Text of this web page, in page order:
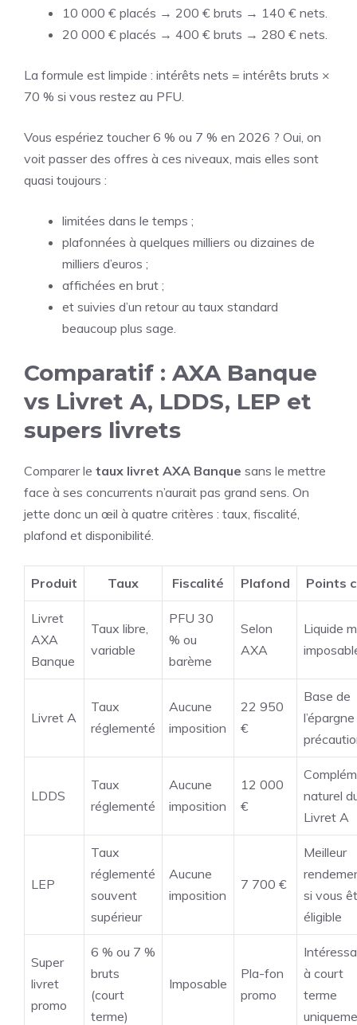
10 000 € placés → 200 € bruts → 140 € nets.
20 000 € placés → 400 € bruts → 280 € nets.
La formule est limpide : intérêts nets = intérêts bruts ×
70 % si vous restez au PFU.
Vous espériez toucher 6 % ou 7 % en 2026 ? Oui, on
voit passer des offres à ces niveaux, mais elles sont
quasi toujours :
limitées dans le temps ;
plafonnées à quelques milliers ou dizaines de
milliers d’euros ;
affichées en brut ;
et suivies d’un retour au taux standard
beaucoup plus sage.
Comparatif : AXA Banque
vs Livret A, LDDS, LEP et
supers livrets
Comparer le taux livret AXA Banque sans le mettre
face à ses concurrents n’aurait pas grand sens. On
jette donc un œil à quatre critères : taux, fiscalité,
plafond et disponibilité.
Produit Taux Fiscalité Plafond Points
Livret
AXA
Banque
Taux libre,
variable
PFU 30
% ou
barème
Selon
AXA
Liquide
Livret A
Taux
réglementé
Aucune
imposition
22 950
€
Base de
LDDS
Taux
réglementé
Aucune
imposition
12 000
€
naturel
Livret A
LEP
Taux
réglementé
souvent
supérieur
Aucune
imposition
7 700 €
Meilleur
si vous
éligible
Super
livret
promo
6 % ou 7 %
bruts
(court
terme)
Imposable
Pla-fon
promo
à court
terme